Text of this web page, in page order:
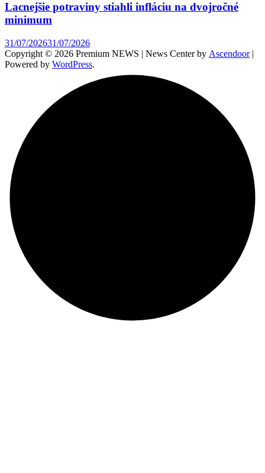
Lacnejšie potraviny stiahli infláciu na dvojročné
minimum
31/07/202631/07/2026
Copyright © 2026 Premium NEWS | News Center by Ascendoor|
Powered by WordPress.